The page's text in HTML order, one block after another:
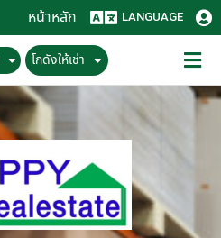
หน้าหลัก LANGUAGE
โกดังให้เช่า